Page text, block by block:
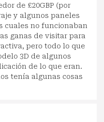
de £20GBP (por
y algunos paneles
cuales no funcionaban
ganas de visitar para
pero todo lo que
3D de algunos
de lo que eran.
tenía algunas cosas